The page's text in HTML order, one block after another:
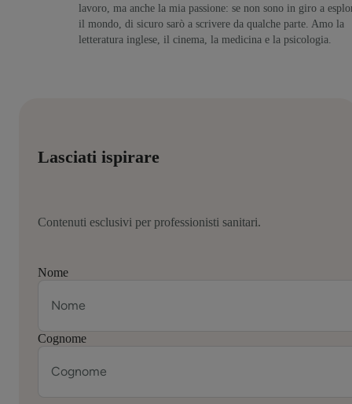
lavoro, ma anche la mia passione: se non sono in giro a
il mondo, di sicuro sarò a scrivere da qualche parte. Amo la
letteratura inglese, il cinema, la medicina e la psicologia.
Lasciati ispirare
Contenuti esclusivi per professionisti sanitari.
Nome
Cognome